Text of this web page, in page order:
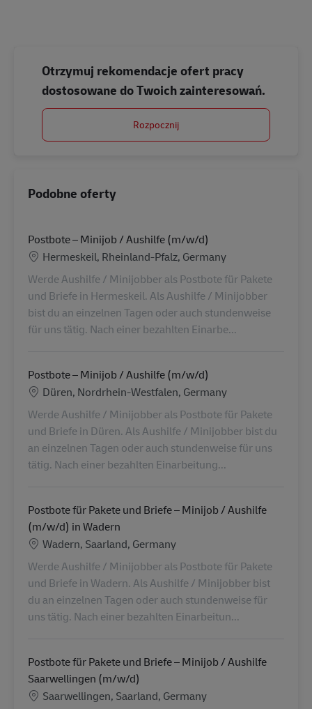
Otrzymuj rekomendacje ofert pracy
dostosowane do Twoich zainteresowań.
Rozpocznij
Podobne oferty
Postbote – Minijob / Aushilfe (m/w/d)
Lokalizacja
Hermeskeil, Rheinland-Pfalz, Germany
Werde Aushilfe / Minijobber als Postbote für Pakete
und Briefe in Hermeskeil. Als Aushilfe / Minijobber
bist du an einzelnen Tagen oder auch stundenweise
für uns tätig. Nach einer bezahlten Einarbe...
Postbote – Minijob / Aushilfe (m/w/d)
Lokalizacja
Düren, Nordrhein-Westfalen, Germany
Werde Aushilfe / Minijobber als Postbote für Pakete
und Briefe in Düren. Als Aushilfe / Minijobber bist du
an einzelnen Tagen oder auch stundenweise für uns
tätig. Nach einer bezahlten Einarbeitung...
Postbote für Pakete und Briefe – Minijob / Aushilfe
(m/w/d) in Wadern
Lokalizacja
Wadern, Saarland, Germany
Werde Aushilfe / Minijobber als Postbote für Pakete
und Briefe in Wadern. Als Aushilfe / Minijobber bist
du an einzelnen Tagen oder auch stundenweise für
uns tätig. Nach einer bezahlten Einarbeitun...
Postbote für Pakete und Briefe – Minijob / Aushilfe
Saarwellingen (m/w/d)
Lokalizacja
Saarwellingen, Saarland, Germany